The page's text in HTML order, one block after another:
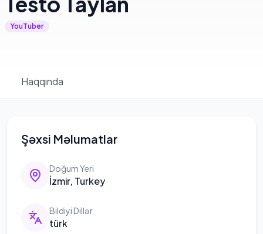
YouTuber
Haqqında
Şəxsi Məlumatlar
Doğum Yeri
İzmir, Turkey
Bildiyi Dillər
türk